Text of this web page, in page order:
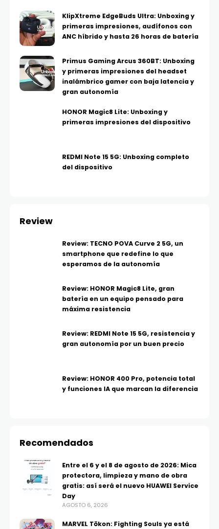
KlipXtreme EdgeBuds Ultra: Unboxing y
primeras impresiones, audífonos con
ANC híbrido y hasta 26 horas de batería
Primus Gaming Arcus 360BT: Unboxing
y primeras impresiones del headset
inalámbrico gamer con baja latencia y
gran autonomía
HONOR Magic8 Lite: Unboxing y
primeras impresiones del dispositivo
REDMI Note 15 5G: Unboxing completo
del dispositivo
Review
Review: TECNO POVA Curve 2 5G, un
smartphone que redefine lo que
esperamos de la autonomía
Review: HONOR Magic8 Lite, gran
batería en un equipo pensado para
máxima resistencia
Review: REDMI Note 15 5G, resistencia y
gran autonomía por un buen precio
Review: HONOR 400 Pro, potencia total
y funciones IA que marcan la diferencia
Recomendados
Entre el 6 y el 8 de agosto de 2026: Mica
protectora, limpieza y mano de obra
gratis: así será el nuevo HUAWEI Service
Day
AGOSTO 6, 2026
MARVEL Tōkon: Fighting Souls ya está